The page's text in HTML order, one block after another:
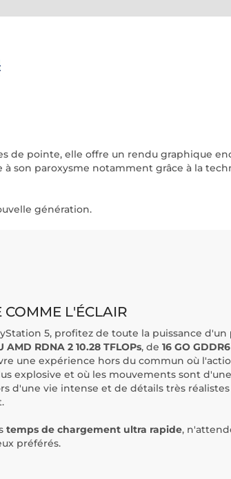
de pointe, elle offre un rendu graphique
son paroxysme notamment grâce à la
génération.
COMME L'ÉCLAIR
5, profitez de toute la puissance d'un
AMD RDNA 2 10.28 TFLOPs, de 16 GO GDDR6
une expérience hors du commun où
explosive et où les mouvements sont
d'une vie intense et de détails très
temps de chargement ultra rapide,
préférés.